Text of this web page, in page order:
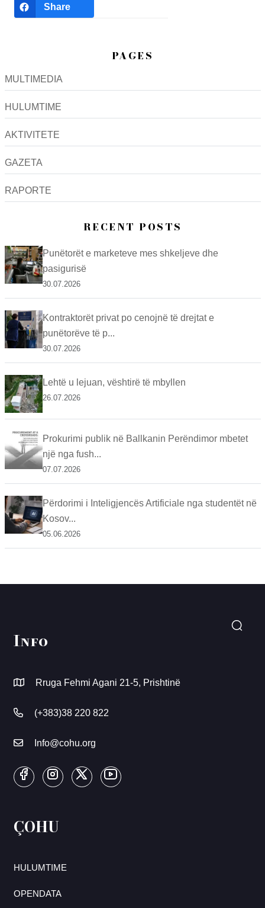
Share
PAGES
MULTIMEDIA
HULUMTIME
AKTIVITETE
GAZETA
RAPORTE
RECENT POSTS
Punëtorët e marketeve mes shkeljeve dhe
pasigurisë
30.07.2026
Kontraktorët privat po cenojnë të drejtat e
punëtorëve të p...
30.07.2026
Lehtë u lejuan, vështirë të mbyllen
26.07.2026
Prokurimi publik në Ballkanin Perëndimor mbetet
një nga fush...
07.07.2026
Përdorimi i Inteligjencës Artificiale nga studentët në
Kosov...
05.06.2026
Info
Rruga Fehmi Agani 21-5, Prishtinë
(+383)38 220 822
Info@cohu.org
ÇOHU
HULUMTIME
OPENDATA